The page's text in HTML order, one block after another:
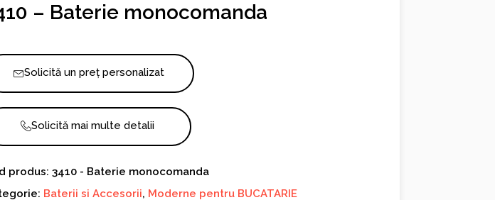
– Baterie monocomanda
Solicită un preț personalizat
Solicită mai multe detalii
produs: 3410 - Baterie monocomanda
Baterii si Accesorii, Moderne pentru BUCATARIE